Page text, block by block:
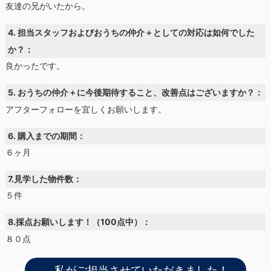
友達の兄がいたから。
4. 担当スタッフおよびおうちの仲介＋としての対応は如何でした
か？：
良かったです。
5. おうちの仲介＋に今後期待すること、改善点はございますか？：
アフターフォローを宜しくお願いします。
6. 購入までの期間：
６ヶ月
7.見学した物件数：
５件
8.採点お願いします！（100点中）：
８０点